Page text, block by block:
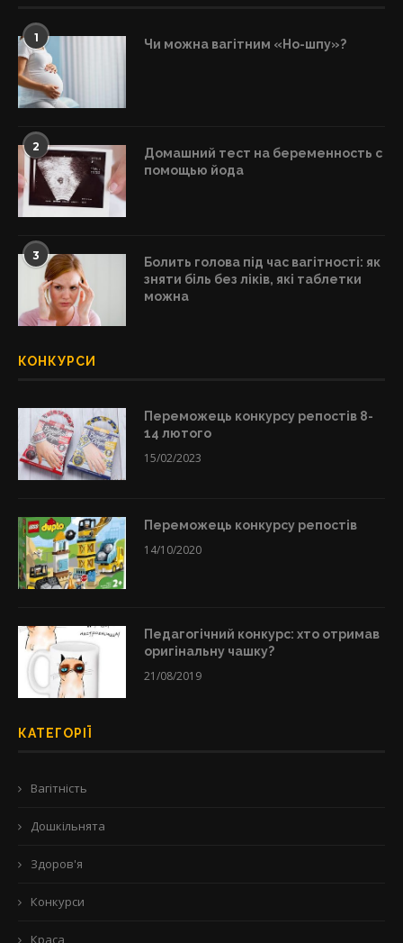
1 Чи можна вагітним «Но-шпу»?
2
Домашний тест на беременность с
помощью йода
3
Болить голова під час вагітності: як
зняти біль без ліків, які таблетки
можна
КОНКУРСИ
Переможець конкурсу репостів 8-
14 лютого
15/02/2023
Переможець конкурсу репостів
14/10/2020
Педагогічний конкурс: хто отримав
оригінальну чашку?
21/08/2019
КАТЕГОРІЇ
Вагітність
Дошкільнята
Здоров'я
Конкурси
Краса